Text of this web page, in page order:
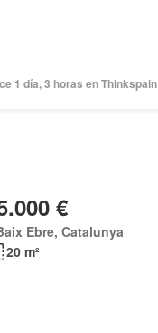
1 día, 3 horas en Thinkspain
€
Ebre, Catalunya
20 m²